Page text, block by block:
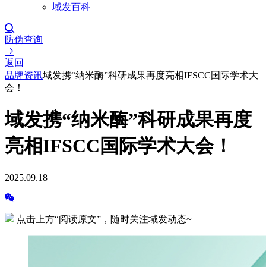
域发百科
防伪查询
返回
品牌资讯域发携“纳米酶”科研成果再度亮相IFSCC国际学术大
会！
域发携“纳米酶”科研成果再度
亮相IFSCC国际学术大会！
2025.09.18
点击上方“阅读原文”，随时关注域发动态~